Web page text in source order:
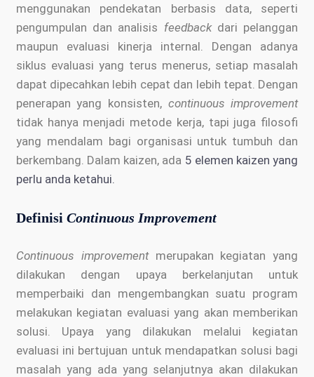
menggunakan pendekatan berbasis data, seperti
pengumpulan dan analisis feedback dari pelanggan
maupun evaluasi kinerja internal. Dengan adanya
siklus evaluasi yang terus menerus, setiap masalah
dapat dipecahkan lebih cepat dan lebih tepat. Dengan
penerapan yang konsisten, continuous improvement
tidak hanya menjadi metode kerja, tapi juga filosofi
yang mendalam bagi organisasi untuk tumbuh dan
berkembang. Dalam kaizen, ada 5 elemen kaizen yang
perlu anda ketahui.
Definisi Continuous Improvement
Continuous improvementmerupakan kegiatan yang
dilakukan dengan upaya berkelanjutan untuk
memperbaiki dan mengembangkan suatu program
melakukan kegiatan evaluasi yang akan memberikan
solusi. Upaya yang dilakukan melalui kegiatan
evaluasi ini bertujuan untuk mendapatkan solusi bagi
masalah yang ada yang selanjutnya akan dilakukan